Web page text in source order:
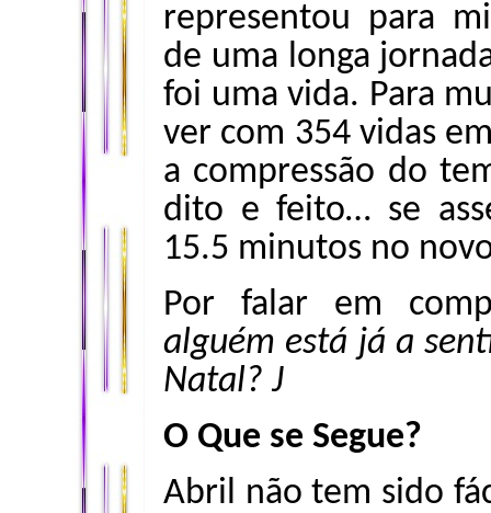
representou para
de uma longa
foi uma vida. Para
ver com 354 vidas
a compressão do
dito e feito… se
15.5 minutos no
Por falar em
alguém está já a
Natal? J
O Que se Segue?
Abril não tem sido